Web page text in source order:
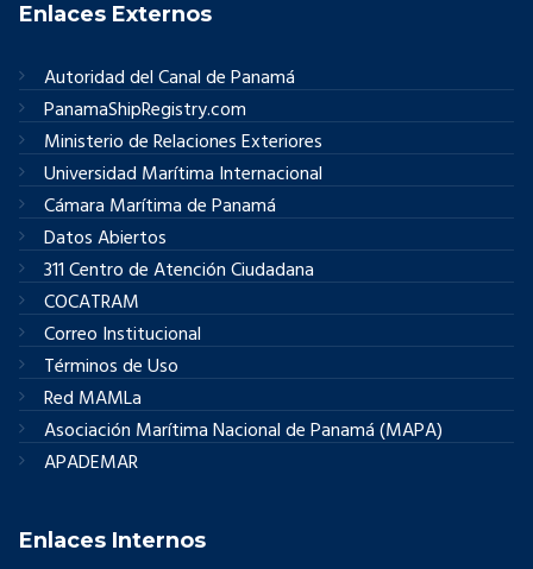
Enlaces Externos
Autoridad del Canal de Panamá
PanamaShipRegistry.com
Ministerio de Relaciones Exteriores
Universidad Marítima Internacional
Cámara Marítima de Panamá
Datos Abiertos
311 Centro de Atención Ciudadana
COCATRAM
Correo Institucional
Términos de Uso
Red MAMLa
Asociación Marítima Nacional de Panamá (MAPA)
APADEMAR
Enlaces Internos